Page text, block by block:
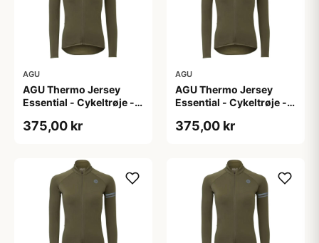
AGU
AGU Thermo Jersey
Essential - Cykeltrøje -
L
375,00 kr
AGU
AGU Thermo Jersey
Essential - Cykeltrøje -
M
375,00 kr